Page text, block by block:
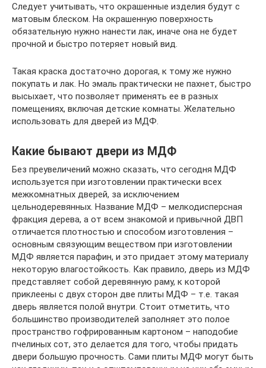
Следует учитывать, что окрашенные изделия будут с
матовым блеском. На окрашенную поверхность
обязательную нужно нанести лак, иначе она не будет
прочной и быстро потеряет новый вид.
Такая краска достаточно дорогая, к тому же нужно
покупать и лак. Но эмаль практически не пахнет, быстро
высыхает, что позволяет применять ее в разных
помещениях, включая детские комнаты. Желательно
использовать для дверей из МДФ.
Какие бывают двери из МДФ
Без преувеличений можно сказать, что сегодня МДФ
используется при изготовлении практически всех
межкомнатных дверей, за исключением
цельнодеревянных. Название МДФ – мелкодисперсная
фракция дерева, а от всем знакомой и привычной ДВП
отличается плотностью и способом изготовления –
основным связующим веществом при изготовлении
МДФ является парафин, и это придает этому материалу
некоторую влагостойкость. Как правило, дверь из МДФ
представляет собой деревянную раму, к которой
приклеены с двух сторон две плиты МДФ – т.е. такая
дверь является полой внутри. Стоит отметить, что
большинство производителей заполняет это полое
пространство гофрированным картоном – наподобие
пчелиных сот, это делается для того, чтобы придать
двери большую прочность. Сами плиты МДФ могут быть